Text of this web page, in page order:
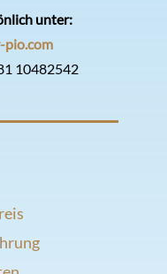
unter:
pio.com
10482542